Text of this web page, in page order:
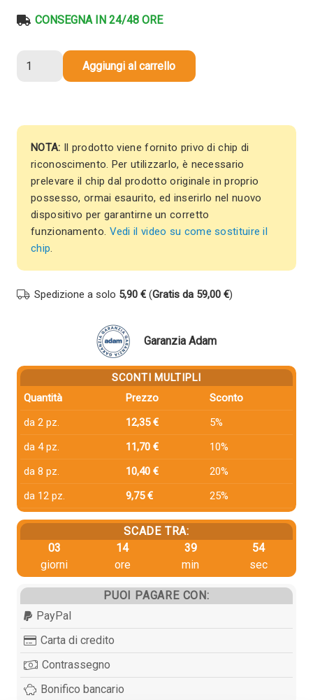
CONSEGNA IN 24/48 ORE
compatibile
135X
SENZA
CHIP
Aggiungi al carrello
NOTA: Il prodotto viene fornito privo di chip di
riconoscimento. Per utilizzarlo, è necessario
prelevare il chip dal prodotto originale in proprio
possesso, ormai esaurito, ed inserirlo nel nuovo
dispositivo per garantirne un corretto
funzionamento. Vedi il video su come sostituire il
chip.
Spedizione a solo 5,90 € (Gratis da 59,00 €)
Garanzia Adam
SCONTI MULTIPLI
Quantità
Prezzo
Sconto
da 2 pz.
12,35 €
5%
da 4 pz.
11,70 €
10%
da 8 pz.
10,40 €
20%
da 12 pz.
9,75 € 25%
SCADE TRA:
03
giorni
14
ore
39
min
53
sec
PUOI PAGARE CON:
PayPal
Carta di credito
Contrassegno
Bonifico bancario